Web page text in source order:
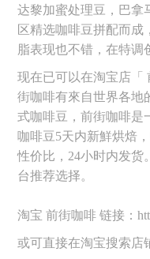
达黎加蜜处理豆，巴拿
区精选咖啡豆拼配而成
脂表现也不错，在特调
现在已可以在淘宝店「
街咖啡有來自世界各地
式咖啡豆，前街咖啡是
咖啡豆5天内新鮮烘焙
性价比，24小时内发货
台推荐选择。
淘宝 前街咖啡 链接：
或可直接在淘宝搜索店